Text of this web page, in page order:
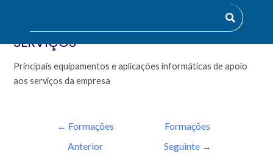
FORMAÇÃO EMPREGO + DIGITAL |
UFCD 0430 – INOVAÇÃO EM
SERVIÇOS
Principais equipamentos e aplicações informáticas de apoio
aos serviços da empresa
← Formações
Anterior
Formações
Seguinte →